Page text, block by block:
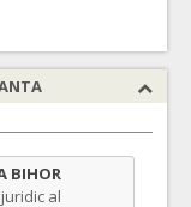
BIHOR
al